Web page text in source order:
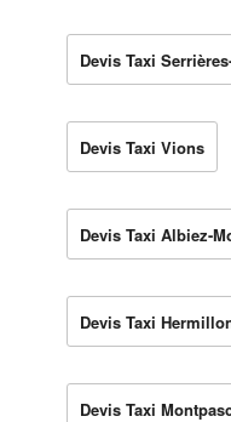
Devis Taxi
Devis Taxi Vions
Devis Taxi Albiez-
Devis Taxi
Devis Taxi